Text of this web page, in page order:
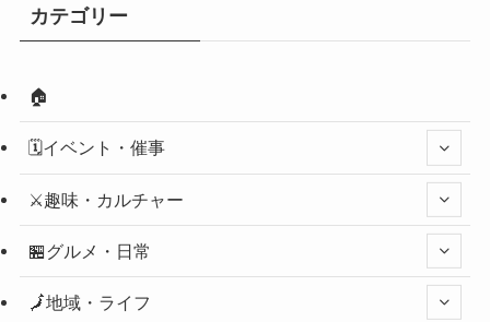
カテゴリー
🏠
🗓️イベント・催事
⚔️趣味・カルチャー
🏪グルメ・日常
🗾地域・ライフ